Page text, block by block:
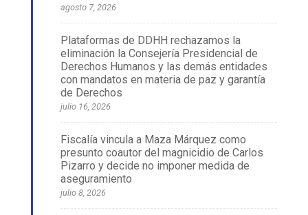
agosto 7, 2026
Plataformas de DDHH rechazamos la
eliminación la Consejería Presidencial de
Derechos Humanos y las demás entidades
con mandatos en materia de paz y garantía
de Derechos
julio 16, 2026
Fiscalía vincula a Maza Márquez como
presunto coautor del magnicidio de Carlos
Pizarro y decide no imponer medida de
aseguramiento
julio 8, 2026